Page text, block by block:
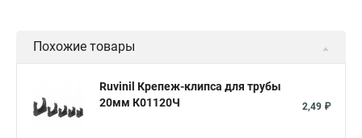
Похожие товары
Ruvinil Крепеж-клипса для трубы
20мм К01120Ч
2,49 ₽